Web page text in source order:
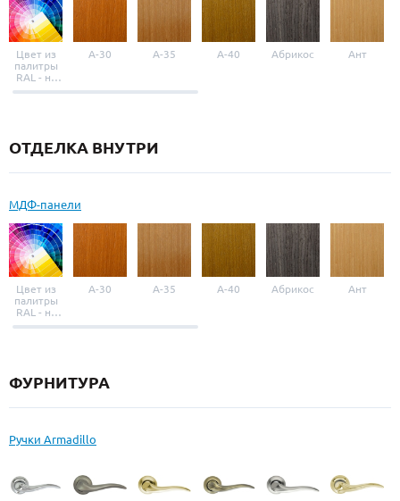
Цвет из
палитры
RAL - на
выбор
A-30 A-35 A-40 Абрикос Ант
ОТДЕЛКА ВНУТРИ
МДФ-панели
Цвет из
палитры
RAL - на
выбор
A-30 A-35 A-40 Абрикос Ант
ФУРНИТУРА
Ручки Armadillo